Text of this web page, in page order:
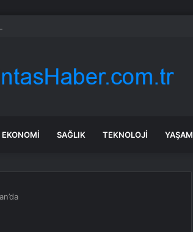
aracını açık artırma ile satacak
EKONOMI SAĞLIK TEKNOLOJI YAŞAM